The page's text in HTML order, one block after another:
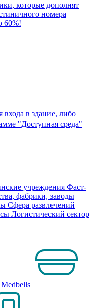
которые дополнят
номера
60%!
входа в здание, либо
"Доступная среда"
учреждения Фаст-
фабрики, заводы
Сфера развлечений
Логистический сектор
Medbells